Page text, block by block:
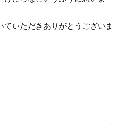
ていただきありがとうございま